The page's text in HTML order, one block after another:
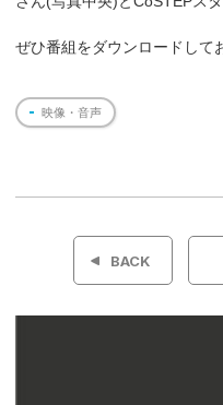
ぜひ番組をダウンロードして
映像・音声
投
BACK